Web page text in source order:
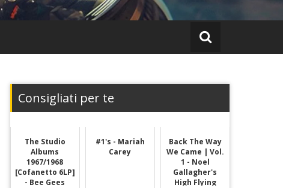
Consigliati per te
The Studio
Albums
1967/1968
[Cofanetto 6LP]
- Bee Gees
#1's - Mariah
Carey
Back The Way
We Came | Vol.
1 - Noel
Gallagher's
High Flying